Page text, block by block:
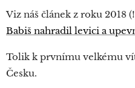
Viz náš článek z roku 2018
Babiš nahradil levici a
Tolik k prvnímu velkému
Česku.